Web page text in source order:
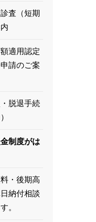
査（短期
適用認定
請のご案
脱退手続
制度がは
・後期高
納付相談
。